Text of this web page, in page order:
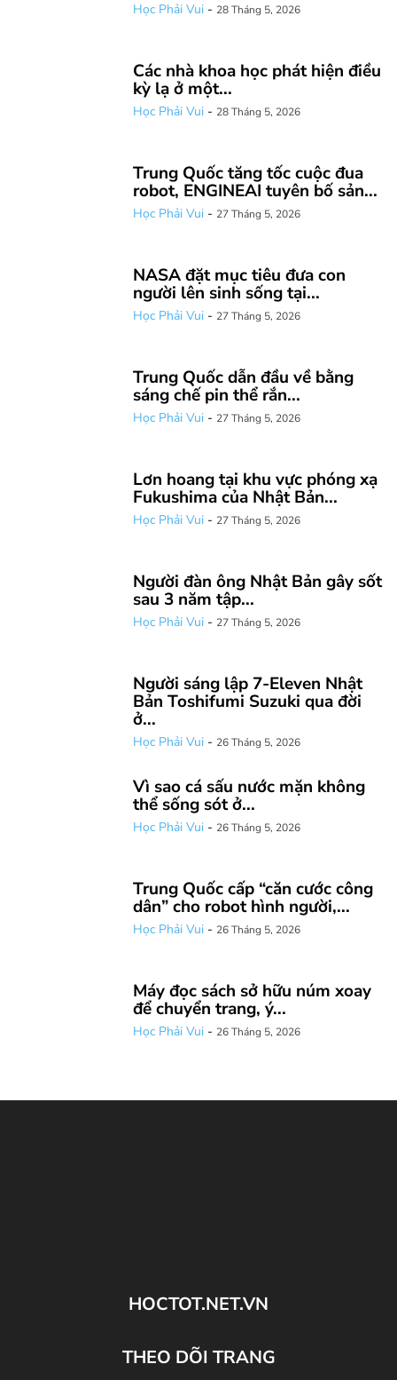
Học Phải Vui - 28 Tháng 5, 2026
Các nhà khoa học phát hiện điều
kỳ lạ ở một...
Học Phải Vui - 28 Tháng 5, 2026
Trung Quốc tăng tốc cuộc đua
robot, ENGINEAI tuyên bố sản...
Học Phải Vui - 27 Tháng 5, 2026
NASA đặt mục tiêu đưa con
người lên sinh sống tại...
Học Phải Vui - 27 Tháng 5, 2026
Trung Quốc dẫn đầu về bằng
sáng chế pin thể rắn...
Học Phải Vui - 27 Tháng 5, 2026
Lơn hoang tại khu vực phóng xạ
Fukushima của Nhật Bản...
Học Phải Vui - 27 Tháng 5, 2026
Người đàn ông Nhật Bản gây sốt
sau 3 năm tập...
Học Phải Vui - 27 Tháng 5, 2026
Người sáng lập 7-Eleven Nhật
Bản Toshifumi Suzuki qua đời
ở...
Học Phải Vui - 26 Tháng 5, 2026
Vì sao cá sấu nước mặn không
thể sống sót ở...
Học Phải Vui - 26 Tháng 5, 2026
Trung Quốc cấp “căn cước công
dân” cho robot hình người,...
Học Phải Vui - 26 Tháng 5, 2026
Máy đọc sách sở hữu núm xoay
để chuyển trang, ý...
Học Phải Vui - 26 Tháng 5, 2026
HOCTOT.NET.VN
THEO DÕI TRANG